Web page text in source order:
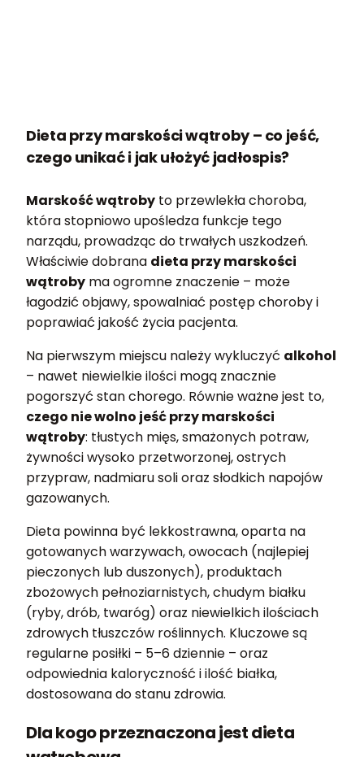
Dieta przy marskości wątroby – co jeść,
czego unikać i jak ułożyć jadłospis?
Marskość wątroby to przewlekła choroba,
która stopniowo upośledza funkcje tego
narządu, prowadząc do trwałych uszkodzeń.
Właściwie dobrana dieta przy marskości
wątroby ma ogromne znaczenie – może
łagodzić objawy, spowalniać postęp choroby i
poprawiać jakość życia pacjenta.
Na pierwszym miejscu należy wykluczyć alkohol
– nawet niewielkie ilości mogą znacznie
pogorszyć stan chorego. Równie ważne jest to,
czego nie wolno jeść przy marskości
wątroby: tłustych mięs, smażonych potraw,
żywności wysoko przetworzonej, ostrych
przypraw, nadmiaru soli oraz słodkich napojów
gazowanych.
Dieta powinna być lekkostrawna, oparta na
gotowanych warzywach, owocach (najlepiej
pieczonych lub duszonych), produktach
zbożowych pełnoziarnistych, chudym białku
(ryby, drób, twaróg) oraz niewielkich ilościach
zdrowych tłuszczów roślinnych. Kluczowe są
regularne posiłki – 5–6 dziennie – oraz
odpowiednia kaloryczność i ilość białka,
dostosowana do stanu zdrowia.
Dla kogo przeznaczona jest dieta